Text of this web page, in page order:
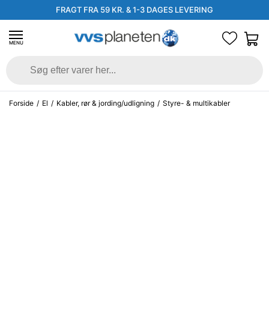
FRAGT FRA 59 KR. & 1-3 DAGES LEVERING
MENU
Forside / El / Kabler, rør & jording/udligning / Styre- & multikabler